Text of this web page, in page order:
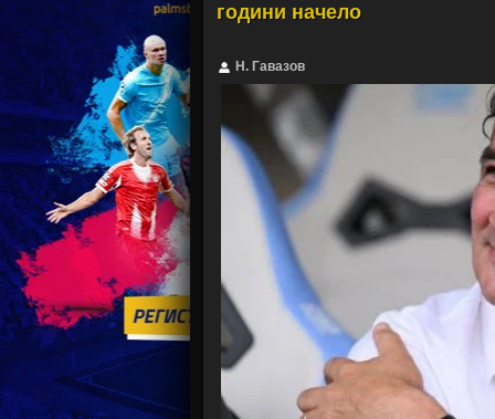
години начело
Н. Гавазов